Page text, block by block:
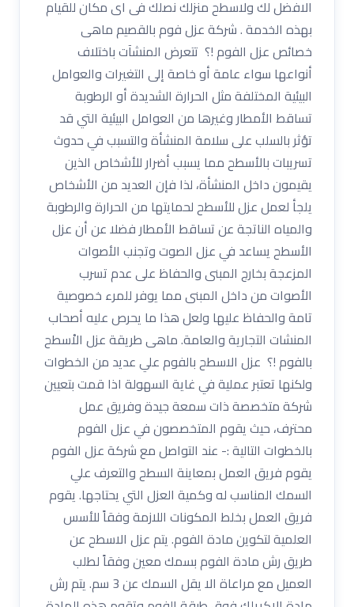
الافضل لك ولاسطح منزلك نصلك فى اى مكان للقيام
بهذه الخدمة . شركة عزل فوم بالقصيم ماهى
خصائص عزل الفوم !؟ تتعرض المنشآت باختلاف
أنواعها سواء عامة أو خاصة إلى التغيرات والعوامل
البيئية المختلفة مثل الحرارة الشديدة أو الرطوبة
تساقط الأمطار وغيرها من العوامل البيئية التي قد
تؤثر بالسلب على سلامة المنشأة والتسبب في حدوث
تسريبات بالأسطح مما يسبب أضرار للأشخاص الذين
يقيمون داخل المنشأة، لذا فإن العديد من الأشخاص
يلجأ لعمل عزل للأسطح لحمايتها من الحرارة والرطوبة
والمياه الناتجة عن تساقط الأمطار فضلا عن أن عزل
الأسطح يساعد في عزل الصوت وتجنب الأصوات
المزعجة بخارج المبنى والحفاظ على عدم تسرب
الأصوات من داخل المبنى مما يوفر للمرء خصوصية
تامة والحفاظ عليها ولعل هذا ما يحرص عليه أصحاب
المنشات التجارية والعامة. ماهى طريقة عزل الاْسطح
بالفوم !؟ عزل الاسطح بالفوم علي عديد من الخطوات
ولكنها تعتبر عملية في غاية السهولة اذا قمت بتعيين
شركة متخصصة ذات سمعة جيدة وفريق عمل
محترف، حيث يقوم المتخصصون في عزل الفوم
بالخطوات التالية :- عند التواصل مع شركة عزل الفوم
يقوم فريق العمل بمعاينة السطح والتعرف علي
السمك المناسب له وكمية العزل التي يحتاجها. يقوم
فريق العمل بخلط المكونات اللازمة وفقاً للأسس
العلمية لتكوين مادة الفوم. يتم عزل الاسطح عن
طريق رش مادة الفوم بسمك معين وفقاً لطلب
العميل مع مراعاة الا يقل السمك عن 3 سم. يتم رش